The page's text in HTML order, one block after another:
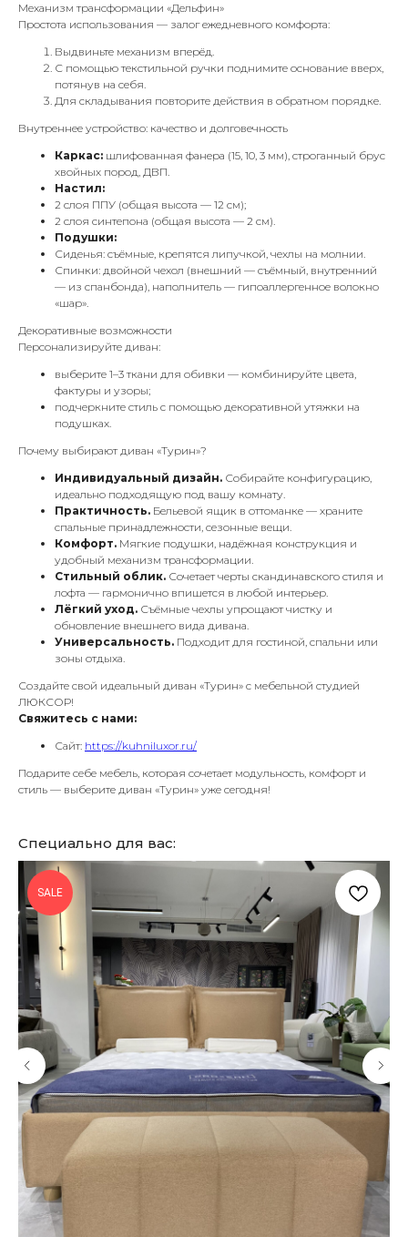
Механизм трансформации «Дельфин»
Простота использования — залог ежедневного комфорта:
Выдвиньте механизм вперёд.
С помощью текстильной ручки поднимите основание вверх,
потянув на себя.
Для складывания повторите действия в обратном порядке.
Внутреннее устройство: качество и долговечность
Каркас: шлифованная фанера (15, 10, 3 мм), строганный брус
хвойных пород, ДВП.
Настил:
2 слоя ППУ (общая высота — 12 см);
2 слоя синтепона (общая высота — 2 см).
Подушки:
Сиденья: съёмные, крепятся липучкой, чехлы на молнии.
Спинки: двойной чехол (внешний — съёмный, внутренний
— из спанбонда), наполнитель — гипоаллергенное волокно
«шар».
Декоративные возможности
Персонализируйте диван:
выберите 1–3 ткани для обивки — комбинируйте цвета,
фактуры и узоры;
подчеркните стиль с помощью декоративной утяжки на
подушках.
Почему выбирают диван «Турин»?
Индивидуальный дизайн. Собирайте конфигурацию,
идеально подходящую под вашу комнату.
Практичность. Бельевой ящик в оттоманке — храните
спальные принадлежности, сезонные вещи.
Комфорт. Мягкие подушки, надёжная конструкция и
удобный механизм трансформации.
Стильный облик. Сочетает черты скандинавского стиля и
лофта — гармонично впишется в любой интерьер.
Лёгкий уход. Съёмные чехлы упрощают чистку и
обновление внешнего вида дивана.
Универсальность. Подходит для гостиной, спальни или
зоны отдыха.
Создайте свой идеальный диван «Турин» с мебельной студией
ЛЮКСОР!
Свяжитесь с нами:
Сайт: https://kuhniluxor.ru/
Подарите себе мебель, которая сочетает модульность, комфорт и
стиль — выберите диван «Турин» уже сегодня!
Специально для вас:
SALE